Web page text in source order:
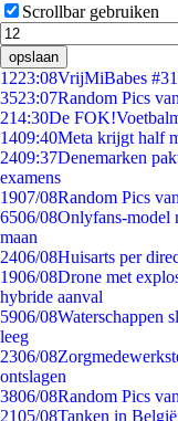
Scrollbar gebruiken
opslaan
1223:08VrijMiBabes
3523:07Random Pics
214:30De
1409:40Meta krijgt half
2409:37Denemarken
examens
1907/08Random Pics
6506/08Onlyfans-model
maan
2406/08Huisarts per
1906/08Drone met
hybride aanval
5906/08Waterschappen
leeg
2306/08
ontslagen
3806/08Random Pics
2105/08Tanken in